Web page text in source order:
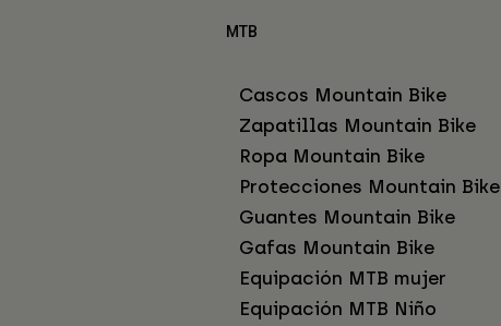
MTB
Cascos Mountain Bike
Zapatillas Mountain Bike
Ropa Mountain Bike
Protecciones Mountain Bike
Guantes Mountain Bike
Gafas Mountain Bike
Equipación MTB mujer
Equipación MTB Niño